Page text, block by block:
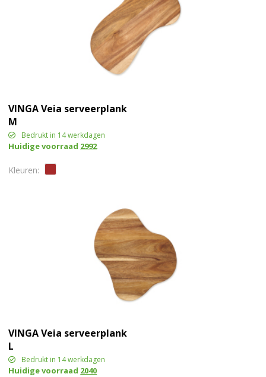
VINGA Veia serveerplank
M
Bedrukt in 14 werkdagen
Huidige voorraad 2992
VINGA Veia serveerplank
L
Bedrukt in 14 werkdagen
Huidige voorraad 2040